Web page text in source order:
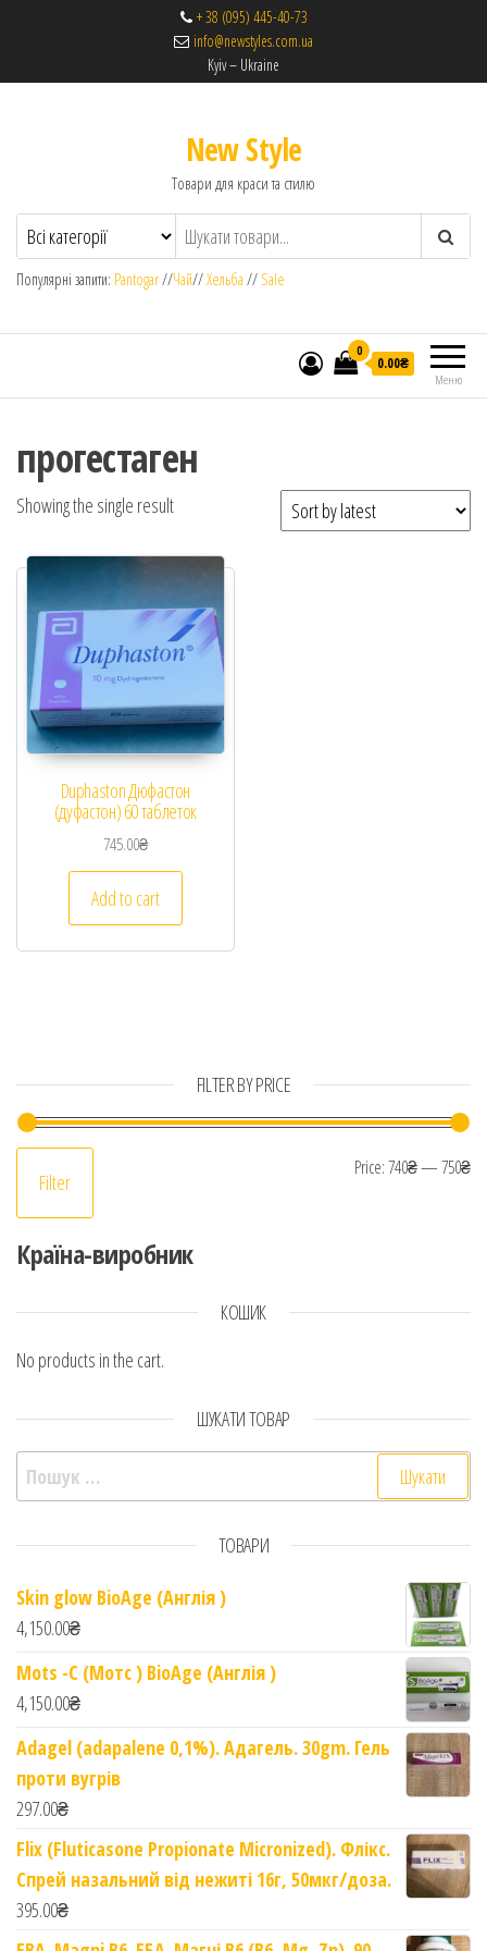
+ 38 (095) 445-40-73
info@newstyles.com.ua
Kyiv – Ukraine
New Style
Товари для краси та стилю
Популярні запити: Pantogar//Чай//Хельба // Sale
Меню
0
0.00₴
прогестаген
Showing the single result
Duphaston Дюфастон
(дуфастон) 60 таблеток
745.00₴
Add to cart
FILTER BY PRICE
Filter
Price:740₴—750₴
Країна-виробник
КОШИК
No products in the cart.
ШУКАТИ ТОВАР
Пошук:
ТОВАРИ
Skin glow BioAge (Англія )
4,150.00₴
Mots -C (Мотс ) BioAge (Англія )
4,150.00₴
Adagel (adapalene 0,1%). Адагель. 30gm. Гель
проти вугрів
297.00₴
Flix (Fluticasone Propionate Micronized). Флікс.
Спрей назальний від нежиті 16г, 50мкг/доза.
395.00₴